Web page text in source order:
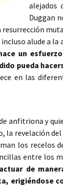
alejados
Duggan
alude a
un
pueda
en las
anfitriona y
la revelación
los recelos
entre los
de
erigiéndose